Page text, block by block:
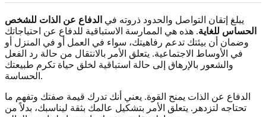
يبلغ إتقان التواصل والحدود ذروته في الدفاع عن الذات للشخص
الحساس للغاية. هذه هي الممارسة الاستباقية للدفاع عن احتياجاتك
وضمان أن بيئتك تدعم رفاهيتك، سواء في العمل أو في المنزل أو
في الأوساط الاجتماعية. يتعلق الأمر بالانتقال من حالة رد الفعل
والشعور بالإرهاق إلى حالة استباقية لخلق حياة تكرم طبيعتك
الحساسة.
الدفاع عن الذات يمنح القوة. يعني أنك تدرك قيمة صفتك وتفهم ما
تحتاجه لتزدهر. يتعلق الأمر بتشكيل عالمك بثقة ليناسبك، بدلاً من